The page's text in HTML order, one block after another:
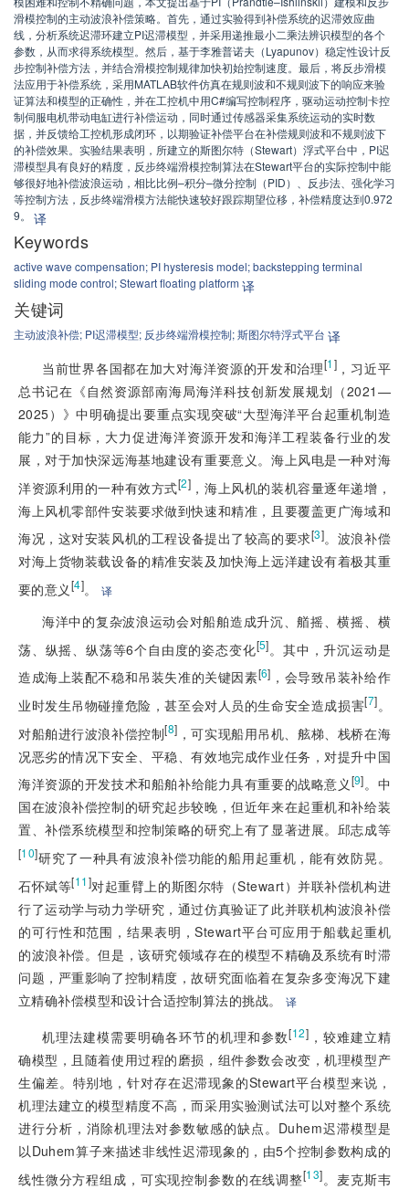
滑模控制的主动波浪补偿策略。首先，通过实验得到补偿系统的迟滞效应曲
线，分析系统迟滞环建立PI迟滞模型，并采用递推最小二乘法辨识模型的各个
参数，从而求得系统模型。然后，基于李雅普诺夫（Lyapunov）稳定性设计反
步控制补偿方法，并结合滑模控制规律加快初始控制速度。最后，将反步滑模
法应用于补偿系统，采用MATLAB软件仿真在规则波和不规则波下的响应来验
证算法和模型的正确性，并在工控机中用C#编写控制程序，驱动运动控制卡控
制伺服电机带动电缸进行补偿运动，同时通过传感器采集系统运动的实时数
据，并反馈给工控机形成闭环，以期验证补偿平台在补偿规则波和不规则波下
的补偿效果。实验结果表明，所建立的斯图尔特（Stewart）浮式平台中，PI迟
滞模型具有良好的精度，反步终端滑模控制算法在Stewart平台的实际控制中能
够很好地补偿波浪运动，相比比例–积分–微分控制（PID）、反步法、强化学习
等控制方法，反步终端滑模方法能快速较好跟踪期望位移，补偿精度达到0.972
9。 译
Keywords
active wave compensation; PI hysteresis model;backstepping terminal
sliding mode control;Stewart floating platform 译
关键词
主动波浪补偿; PI迟滞模型; 反步终端滑模控制;斯图尔特浮式平台 译
当前世界各国都在加大对海洋资源的开发和治理[1] ，习近平
总书记在《自然资源部南海局海洋科技创新发展规划（2021—
2025）》中明确提出要重点实现突破“大型海洋平台起重机制造
能力”的目标，大力促进海洋资源开发和海洋工程装备行业的发
展，对于加快深远海基地建设有重要意义。海上风电是一种对海
洋资源利用的一种有效方式[2] ，海上风机的装机容量逐年递增，
海上风机零部件安装要求做到快速和精准，且要覆盖更广海域和
海况，这对安装风机的工程设备提出了较高的要求[3]。波浪补偿
对海上货物装载设备的精准安装及加快海上远洋建设有着极其重
要的意义[4]。 译
海洋中的复杂波浪运动会对船舶造成升沉、艏摇、横摇、横
荡、纵摇、纵荡等6个自由度的姿态变化[5]。其中，升沉运动是
造成海上装配不稳和吊装失准的关键因素[6] ，会导致吊装补给作
业时发生吊物碰撞危险，甚至会对人员的生命安全造成损害[7]。
对船舶进行波浪补偿控制[8] ，可实现船用吊机、舷梯、栈桥在海
况恶劣的情况下安全、平稳、有效地完成作业任务，对提升中国
海洋资源的开发技术和船舶补给能力具有重要的战略意义[9]。中
国在波浪补偿控制的研究起步较晚，但近年来在起重机和补给装
置、补偿系统模型和控制策略的研究上有了显著进展。邱志成等
[10]研究了一种具有波浪补偿功能的船用起重机，能有效防晃。
石怀斌等[11]对起重臂上的斯图尔特（Stewart）并联补偿机构进
行了运动学与动力学研究，通过仿真验证了此并联机构波浪补偿
的可行性和范围，结果表明，Stewart平台可应用于船载起重机
的波浪补偿。但是，该研究领域存在的模型不精确及系统有时滞
问题，严重影响了控制精度，故研究面临着在复杂多变海况下建
立精确补偿模型和设计合适控制算法的挑战。
译
机理法建模需要明确各环节的机理和参数[12]，较难建立精
确模型，且随着使用过程的磨损，组件参数会改变，机理模型产
生偏差。特别地，针对存在迟滞现象的Stewart平台模型来说，
机理法建立的模型精度不高，而采用实验测试法可以对整个系统
进行分析，消除机理法对参数敏感的缺点。Duhem迟滞模型是
以Duhem算子来描述非线性迟滞现象的，由5个控制参数构成的
线性微分方程组成，可实现控制参数的在线调整[13]。麦克斯韦